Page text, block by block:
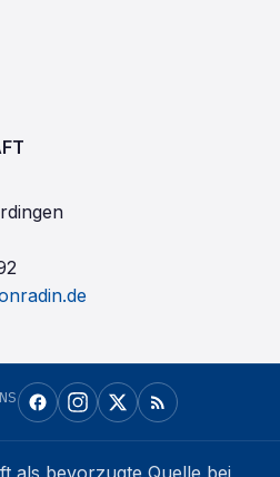
als bevorzugte Quelle bei